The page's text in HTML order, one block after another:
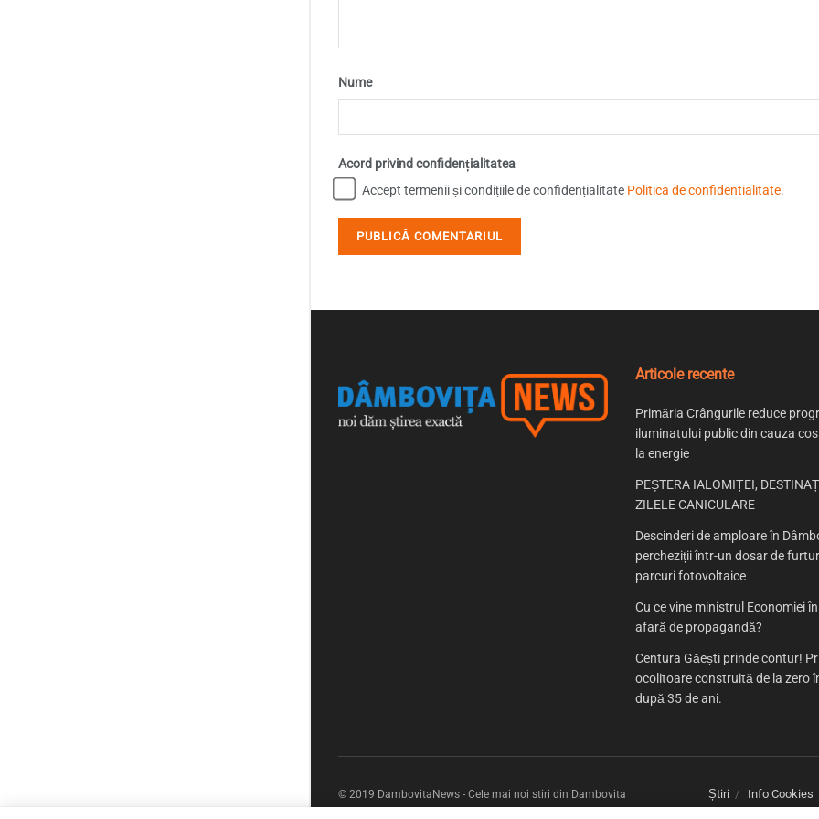
Nume
Acord privind confidențialitatea
Accept termenii și condițiile de confidențialitate Politica de confidentialitate.
Articole recente
Primăria Crângurile reduce
iluminatului public din cauza
la energie
PEȘTERA IALOMIȚEI,
ZILELE CANICULARE
Descinderi de amploare în
percheziții într-un dosar de
parcuri fotovoltaice
Cu ce vine ministrul Economiei
afară de propagandă?
Centura Găești prinde contur!
ocolitoare construită de la zero
după 35 de ani.
Știri Info Cookies
© 2019 DambovitaNews - Cele mai noi stiri din Dambovita